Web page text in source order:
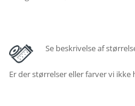
Se beskrivelse af
Er der størrelser eller farver vi ikke